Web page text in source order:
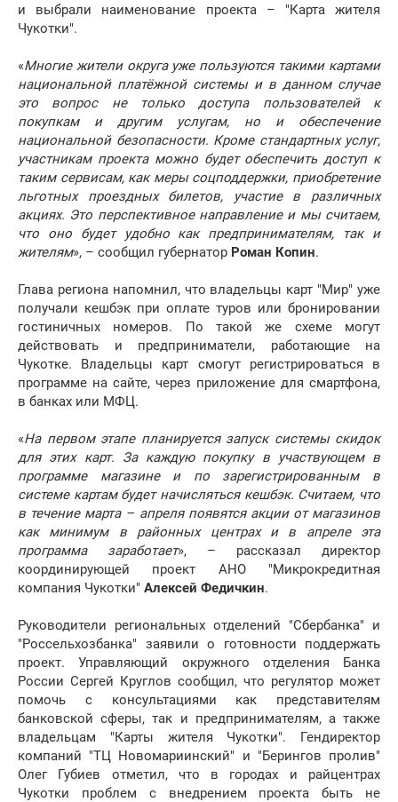
и выбрали наименование проекта – "Карта жителя
Чукотки".
«Многие жители округа уже пользуются такими картами
национальной платёжной системы и в данном случае
это вопрос не только доступа пользователей к
покупкам и другим услугам, но и обеспечение
национальной безопасности. Кроме стандартных услуг,
участникам проекта можно будет обеспечить доступ к
таким сервисам, как меры соцподдержки, приобретение
льготных проездных билетов, участие в различных
акциях. Это перспективное направление и мы считаем,
что оно будет удобно как предпринимателям, так и
жителям», – сообщил губернатор Роман Копин.
Глава региона напомнил, что владельцы карт "Мир" уже
получали кешбэк при оплате туров или бронировании
гостиничных номеров. По такой же схеме могут
действовать и предприниматели, работающие на
Чукотке. Владельцы карт смогут регистрироваться в
программе на сайте, через приложение для смартфона,
в банках или МФЦ.
«На первом этапе планируется запуск системы скидок
для этих карт. За каждую покупку в участвующем в
программе магазине и по зарегистрированным в
системе картам будет начисляться кешбэк. Считаем, что
в течение марта – апреля появятся акции от магазинов
как минимум в районных центрах и в апреле эта
программа заработает», – рассказал директор
координирующей проект АНО "Микрокредитная
компания Чукотки" Алексей Федичкин.
Руководители региональных отделений "Сбербанка" и
"Россельхозбанка" заявили о готовности поддержать
проект. Управляющий окружного отделения Банка
России Сергей Круглов сообщил, что регулятор может
помочь с консультациями как представителям
банковской сферы, так и предпринимателям, а также
владельцам "Карты жителя Чукотки". Гендиректор
компаний "ТЦ Новомариинский" и "Берингов пролив"
Олег Губиев отметил, что в городах и райцентрах
Чукотки проблем с внедрением проекта быть не